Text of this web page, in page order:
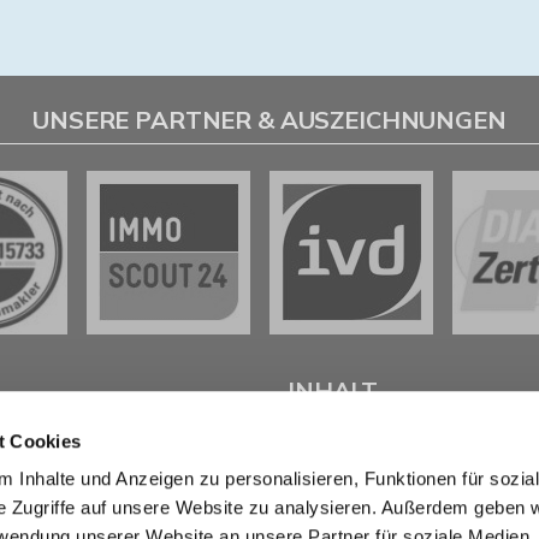
Cookies
Inhalte und Anzeigen zu personalisieren, Funktionen für
Zugriffe auf unsere Website zu analysieren. Außerdem geben
UNSERE PARTNER & AUSZEICHNUNGEN
stehen wir Ihnen beim
bei der Vermietung Ihrer
Seite.
INHALT
Verkaufen
Kaufen
Marktberichte